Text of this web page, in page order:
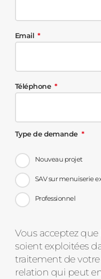
Email
Téléphone
Type de demande
Nouveau projet
SAV sur menuiserie
Professionnel
Message
d'état
Vous acceptez
soient exploitées
traitement de
relation qui peut